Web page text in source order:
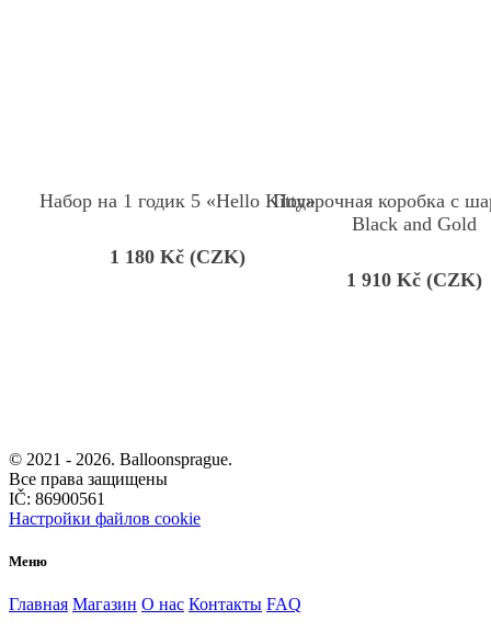
Набор на 1 годик 5 «Hello Kitty»
1 180Kč (CZK)
Подарочная коробка с
Black and Gold
1 910Kč (CZK)
© 2021 - 2026. Balloonsprague.
Все права защищены
IČ: 86900561
Настройки файлов cookie
Меню
Главная Магазин О нас Контакты FAQ